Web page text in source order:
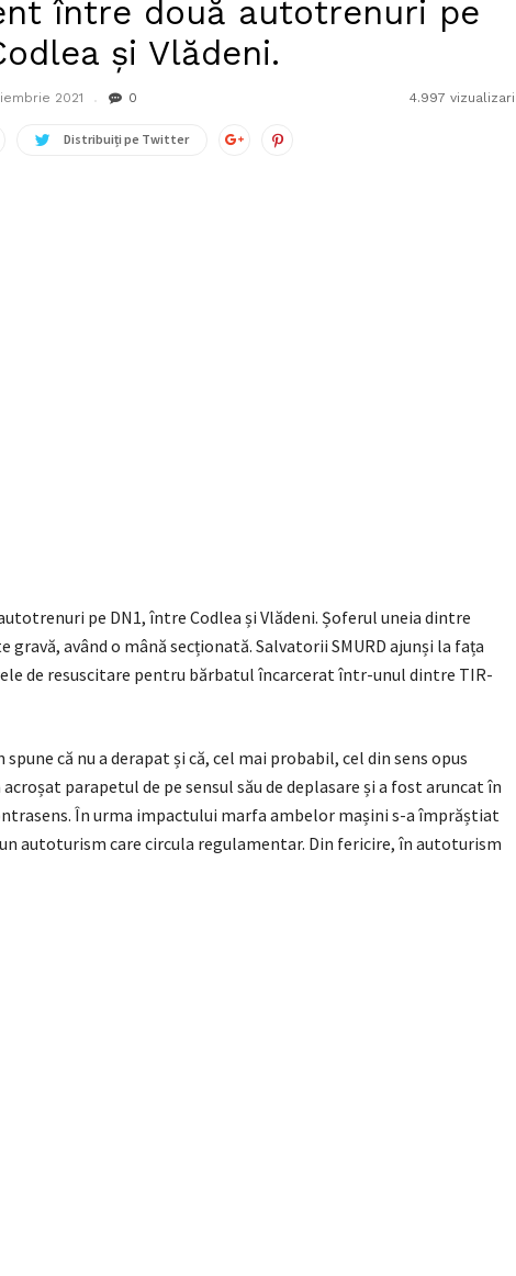
între două autotrenuri pe
și Vlădeni.
2021 0 4.997 vizualizari
Distribuiți pe Twitter
pe DN1, între Codlea și Vlădeni. Șoferul uneia dintre
având o mână secționată. Salvatorii SMURD ajunși la fața
de resuscitare pentru bărbatul încarcerat într-unul dintre TIR-
că nu a derapat și că, cel mai probabil, cel din sens opus
acroșat parapetul de pe sensul său de deplasare și a fost aruncat în
În urma impactului marfa ambelor mașini s-a împrăștiat
autoturism care circula regulamentar. Din fericire, în autoturism